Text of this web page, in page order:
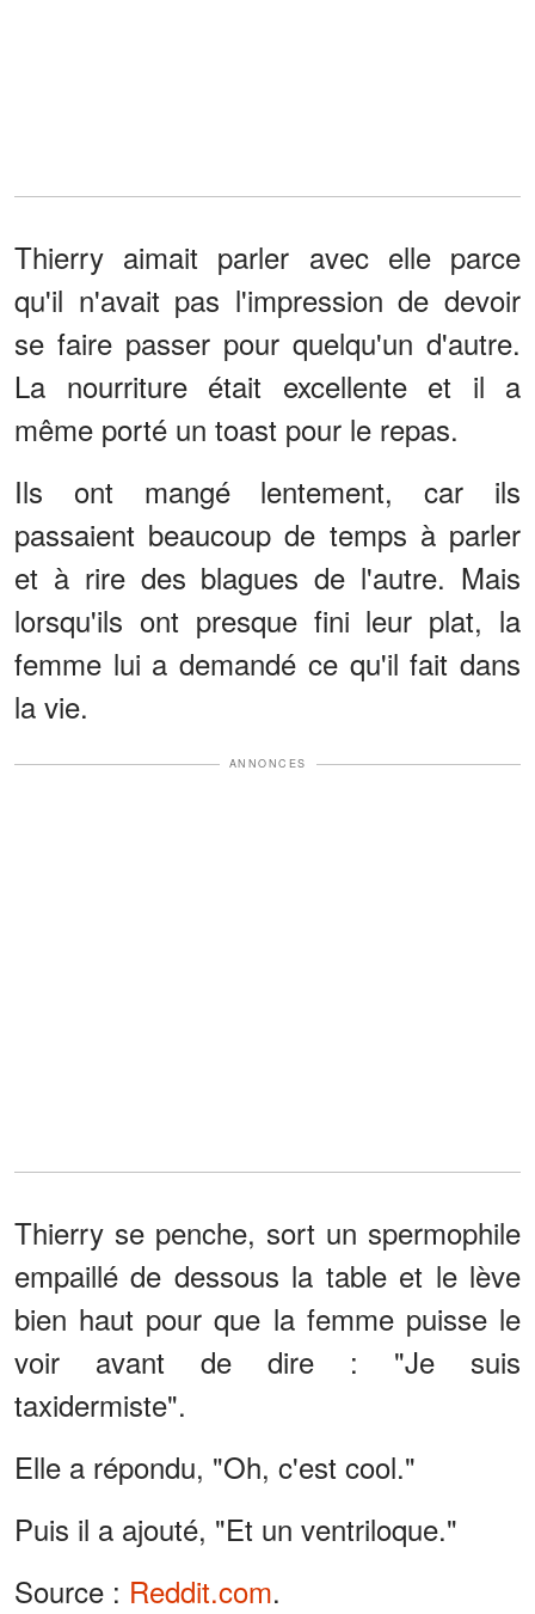
Thierry aimait parler avec elle parce
qu'il n'avait pas l'impression de devoir
se faire passer pour quelqu'un d'autre.
La nourriture était excellente et il a
même porté un toast pour le repas.
Ils ont mangé lentement, car ils
passaient beaucoup de temps à parler
et à rire des blagues de l'autre. Mais
lorsqu'ils ont presque fini leur plat, la
femme lui a demandé ce qu'il fait dans
la vie.
ANNONCES
Thierry se penche, sort un spermophile
empaillé de dessous la table et le lève
bien haut pour que la femme puisse le
voir avant de dire : "Je suis
taxidermiste".
Elle a répondu, "Oh, c'est cool."
Puis il a ajouté, "Et un ventriloque."
Source : Reddit.com.